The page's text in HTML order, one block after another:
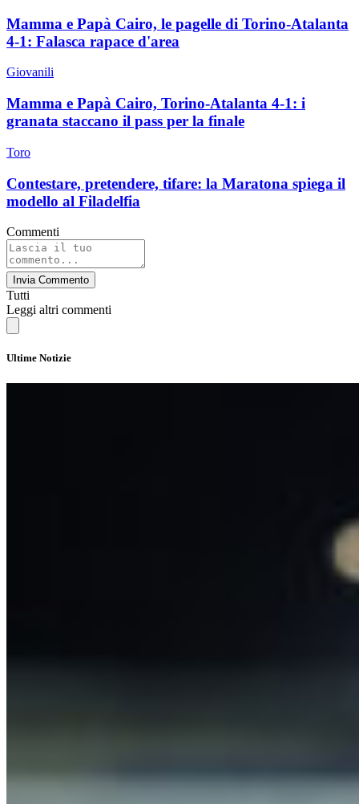
Mamma e Papà Cairo, le pagelle di Torino-Atalanta
4-1: Falasca rapace d'area
Giovanili
Mamma e Papà Cairo, Torino-Atalanta 4-1: i
granata staccano il pass per la finale
Toro
Contestare, pretendere, tifare: la Maratona spiega il
modello al Filadelfia
Commenti
Invia Commento
Tutti
Leggi altri commenti
Ultime Notizie